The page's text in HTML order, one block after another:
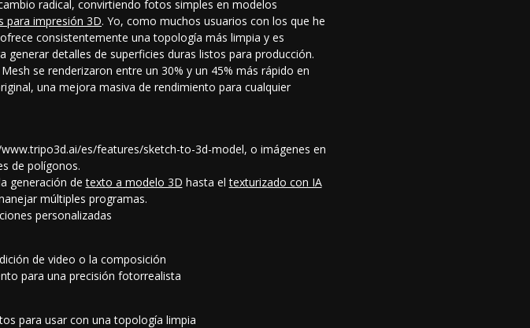
radical, convirtiendo fotos simples en modelos
para impresión 3D. Yo, como muchos usuarios con los que he
consistentemente una topología más limpia y es
generar detalles de superficies duras listos para producción.
se renderizaron entre un 30% y un 45% más rápido en
una mejora masiva de rendimiento para cualquier
es/features/sketch-to-3d-model, o imágenes en
de polígonos.
generación detexto a modelo 3D hasta eltexturizado con IA
múltiples programas.
personalizadas
de video o la composición
para una precisión fotorrealista
para usar con una topología limpia